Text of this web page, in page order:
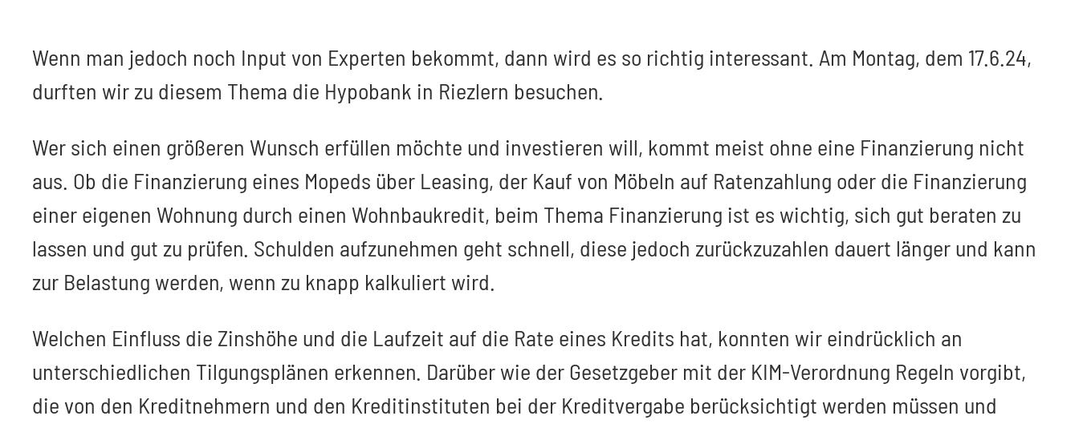
Wenn man jedoch noch Input von Experten bekommt, dann wird es so richtig interessant. Am Montag, dem 17.6.24,
durften wir zu diesem Thema die Hypobank in Riezlern besuchen.
Wer sich einen größeren Wunsch erfüllen möchte und investieren will, kommt meist ohne eine Finanzierung nicht
aus. Ob die Finanzierung eines Mopeds über Leasing, der Kauf von Möbeln auf Ratenzahlung oder die Finanzierung
einer eigenen Wohnung durch einen Wohnbaukredit, beim Thema Finanzierung ist es wichtig, sich gut beraten zu
lassen und gut zu prüfen. Schulden aufzunehmen geht schnell, diese jedoch zurückzuzahlen dauert länger und kann
zur Belastung werden, wenn zu knapp kalkuliert wird.
Welchen Einfluss die Zinshöhe und die Laufzeit auf die Rate eines Kredits hat, konnten wir eindrücklich an
unterschiedlichen Tilgungsplänen erkennen. Darüber wie der Gesetzgeber mit der KIM-Verordnung Regeln vorgibt,
die von den Kreditnehmern und den Kreditinstituten bei der Kreditvergabe berücksichtigt werden müssen und